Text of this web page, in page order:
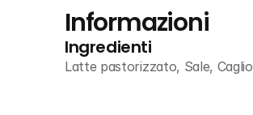
Informazioni
Ingredienti
Latte pastorizzato, Sale, Caglio